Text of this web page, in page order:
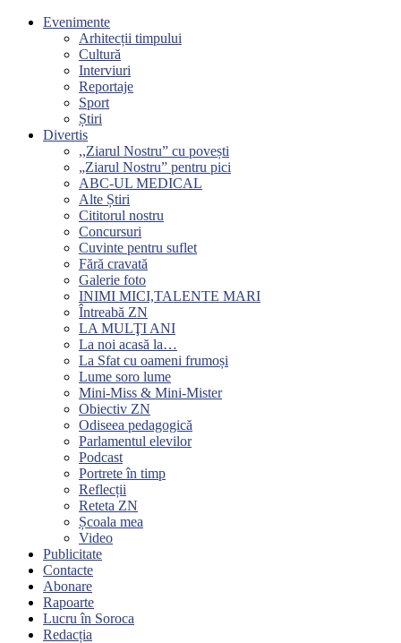
Evenimente
Arhitecții timpului
Cultură
Interviuri
Reportaje
Sport
Știri
Divertis
,,Ziarul Nostru” cu povești
„Ziarul Nostru” pentru pici
ABC-UL MEDICAL
Alte Știri
Cititorul nostru
Concursuri
Cuvinte pentru suflet
Fără cravată
Galerie foto
INIMI MICI,TALENTE MARI
Întreabă ZN
LA MULŢI ANI
La noi acasă la…
La Sfat cu oameni frumoși
Lume soro lume
Mini-Miss & Mini-Mister
Obiectiv ZN
Odiseea pedagogică
Parlamentul elevilor
Podcast
Portrete în timp
Reflecții
Reteta ZN
Școala mea
Video
Publicitate
Contacte
Abonare
Rapoarte
Lucru în Soroca
Redacția